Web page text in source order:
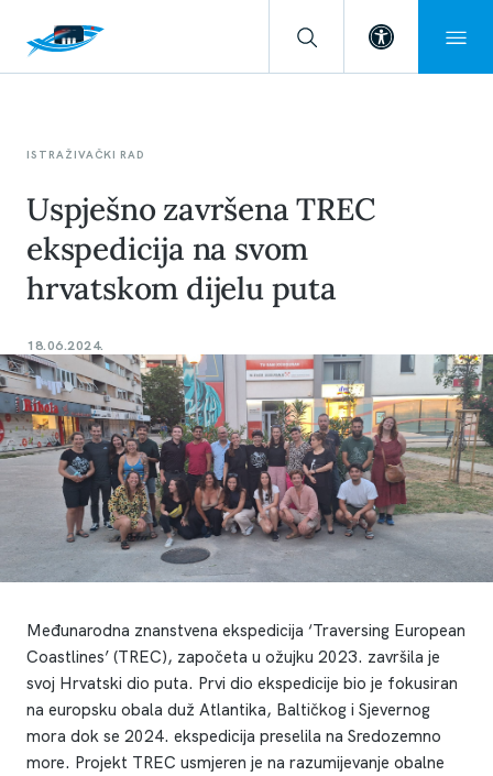
Open
ISTRAŽIVAČKI RAD
Uspješno završena TREC
ekspedicija na svom
hrvatskom dijelu puta
18.06.2024.
Međunarodna znanstvena ekspedicija ‘Traversing European
Coastlines’ (TREC), započeta u ožujku 2023. završila je
svoj Hrvatski dio puta. Prvi dio ekspedicije bio je fokusiran
na europsku obala duž Atlantika, Baltičkog i Sjevernog
mora dok se 2024. ekspedicija preselila na Sredozemno
more. Projekt TREC usmjeren je na razumijevanje obalne